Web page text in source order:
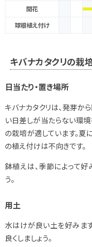
開花
球根植え付け
キバナカタクリの栽
日当たり・置き場所
キバナカタクリは、発芽か
い日差しが当たらない環
の栽培が適しています。
の植え付けは不向きです。
鉢植えは、季節によって
う。
用土
水はけが良い土を好みま
良くしましょう。